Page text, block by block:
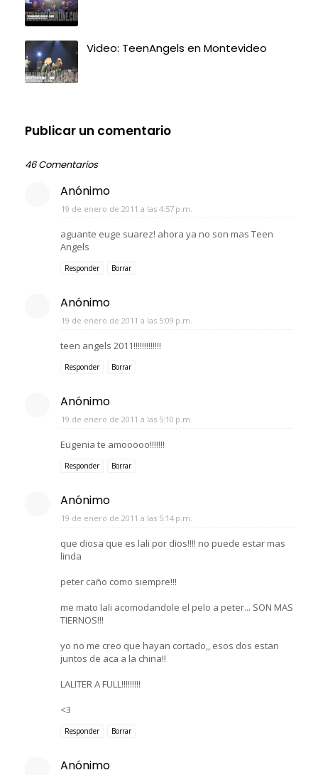
Video: TeenAngels en Montevideo
Publicar un comentario
46 Comentarios
Anónimo
19 de enero de 2011 a las 4:57 p.m.
aguante euge suarez! ahora ya no son mas Teen
Angels
Responder Borrar
Anónimo
19 de enero de 2011 a las 5:09 p.m.
teen angels 2011!!!!!!!!!!!!!
Responder Borrar
Anónimo
19 de enero de 2011 a las 5:10 p.m.
Eugenia te amooooo!!!!!!!
Responder Borrar
Anónimo
19 de enero de 2011 a las 5:14 p.m.
que diosa que es lali por dios!!!! no puede estar mas
linda
peter caño como siempre!!!
me mato lali acomodandole el pelo a peter... SON MAS
TIERNOS!!!
yo no me creo que hayan cortado,, esos dos estan
juntos de aca a la china!!
LALITER A FULL!!!!!!!!!
<3
Responder Borrar
Anónimo